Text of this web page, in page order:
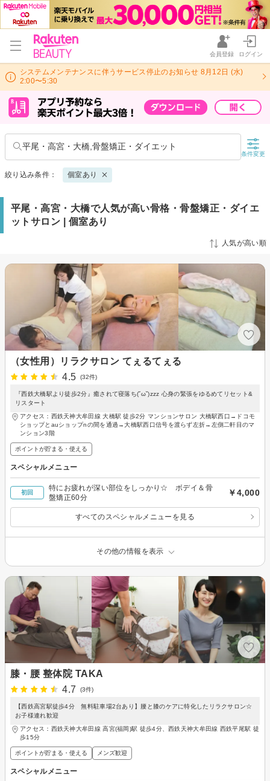
会員登録 ログイン
システムメンテナンスに伴うサービス停止のお知らせ 8月12日 (水)
2:00〜5:30
平尾・高宮・大橋,骨盤矯正・ダイエット
条件変更
絞り込み条件： 個室あり
平尾・高宮・大橋で人気が高い骨格・骨盤矯正・ダイエ
ットサロン | 個室あり
人気が高い順
（女性用）リラクサロン てぇるてぇる
4.5
(32件)
『西鉄大橋駅より徒歩2分』癒されて寝落ち(˘ω˘)zzz 心身の緊張をゆるめてリセット&
リスタート
アクセス：西鉄天神大牟田線 大橋駅 徒歩2分 マンションサロン 大橋駅西口→ドコモ
ショップとauショップnの間を通過→大橋駅西口信号を渡らず左折→左側二軒目のマ
ンション3階
ポイントが貯まる・使える
スペシャルメニュー
初回
特にお疲れが深い部位をしっかり☆ ボデイ＆骨
盤矯正60分
￥4,000
すべてのスペシャルメニューを見る
その他の情報を表示
膝・腰 整体院 TAKA
4.7
(3件)
【西鉄高宮駅徒歩4分 無料駐車場2台あり】腰と膝のケアに特化したリラクサロン☆
お子様連れ歓迎
アクセス：西鉄天神大牟田線 高宮(福岡)駅 徒歩4分、西鉄天神大牟田線 西鉄平尾駅 徒
歩15分
ポイントが貯まる・使える メンズ歓迎
スペシャルメニュー